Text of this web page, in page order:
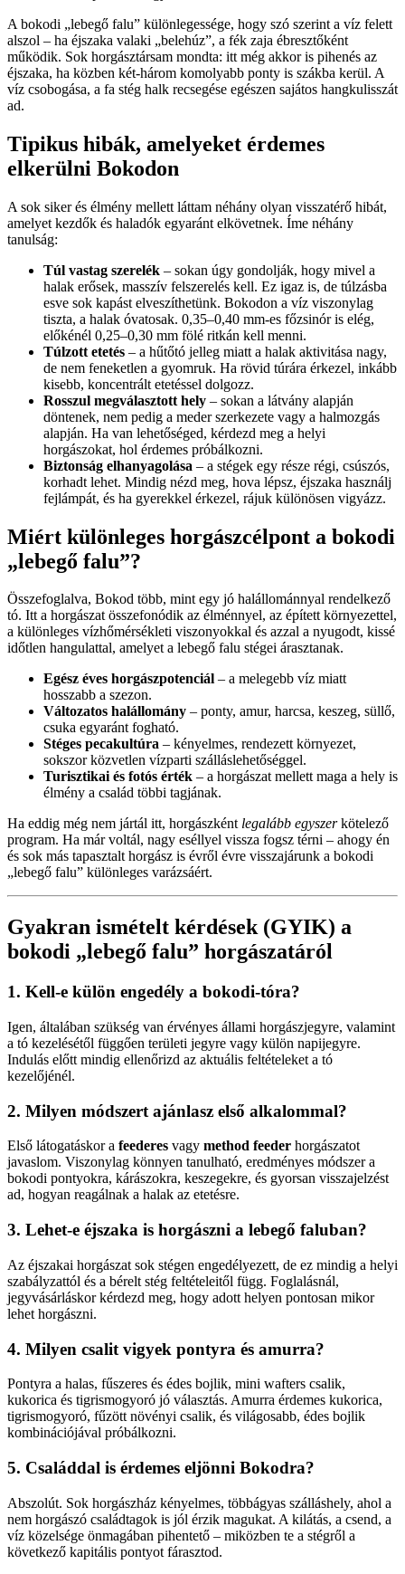
A bokodi „lebegő falu” különlegessége, hogy szó szerint a víz felett
alszol – ha éjszaka valaki „belehúz”, a fék zaja ébresztőként
működik. Sok horgásztársam mondta: itt még akkor is pihenés az
éjszaka, ha közben két-három komolyabb ponty is szákba kerül. A
víz csobogása, a fa stég halk recsegése egészen sajátos hangkulisszát
ad.
Tipikus hibák, amelyeket érdemes
elkerülni Bokodon
A sok siker és élmény mellett láttam néhány olyan visszatérő hibát,
amelyet kezdők és haladók egyaránt elkövetnek. Íme néhány
tanulság:
Túl vastag szerelék – sokan úgy gondolják, hogy mivel a
halak erősek, masszív felszerelés kell. Ez igaz is, de túlzásba
esve sok kapást elveszíthetünk. Bokodon a víz viszonylag
tiszta, a halak óvatosak. 0,35–0,40 mm-es főzsinór is elég,
előkénél 0,25–0,30 mm fölé ritkán kell menni.
Túlzott etetés – a hűtőtó jelleg miatt a halak aktivitása nagy,
de nem feneketlen a gyomruk. Ha rövid túrára érkezel, inkább
kisebb, koncentrált etetéssel dolgozz.
Rosszul megválasztott hely – sokan a látvány alapján
döntenek, nem pedig a meder szerkezete vagy a halmozgás
alapján. Ha van lehetőséged, kérdezd meg a helyi
horgászokat, hol érdemes próbálkozni.
Biztonság elhanyagolása – a stégek egy része régi, csúszós,
korhadt lehet. Mindig nézd meg, hova lépsz, éjszaka használj
fejlámpát, és ha gyerekkel érkezel, rájuk különösen vigyázz.
Miért különleges horgászcélpont a bokodi
„lebegő falu”?
Összefoglalva, Bokod több, mint egy jó halállománnyal rendelkező
tó. Itt a horgászat összefonódik az élménnyel, az épített környezettel,
a különleges vízhőmérsékleti viszonyokkal és azzal a nyugodt, kissé
időtlen hangulattal, amelyet a lebegő falu stégei árasztanak.
Egész éves horgászpotenciál – a melegebb víz miatt
hosszabb a szezon.
Változatos halállomány – ponty, amur, harcsa, keszeg, süllő,
csuka egyaránt fogható.
Stéges pecakultúra – kényelmes, rendezett környezet,
sokszor közvetlen vízparti szálláslehetőséggel.
Turisztikai és fotós érték – a horgászat mellett maga a hely is
élmény a család többi tagjának.
Ha eddig még nem jártál itt, horgászként legalább egyszerkötelező
program. Ha már voltál, nagy eséllyel vissza fogsz térni – ahogy én
és sok más tapasztalt horgász is évről évre visszajárunk a bokodi
„lebegő falu” különleges varázsáért.
Gyakran ismételt kérdések (GYIK) a
bokodi „lebegő falu” horgászatáról
1. Kell-e külön engedély a bokodi-tóra?
Igen, általában szükség van érvényes állami horgászjegyre, valamint
a tó kezelésétől függően területi jegyre vagy külön napijegyre.
Indulás előtt mindig ellenőrizd az aktuális feltételeket a tó
kezelőjénél.
2. Milyen módszert ajánlasz első alkalommal?
Első látogatáskor a feederes vagy method feeder horgászatot
javaslom. Viszonylag könnyen tanulható, eredményes módszer a
bokodi pontyokra, kárászokra, keszegekre, és gyorsan visszajelzést
ad, hogyan reagálnak a halak az etetésre.
3. Lehet-e éjszaka is horgászni a lebegő faluban?
Az éjszakai horgászat sok stégen engedélyezett, de ez mindig a helyi
szabályzattól és a bérelt stég feltételeitől függ. Foglalásnál,
jegyvásárláskor kérdezd meg, hogy adott helyen pontosan mikor
lehet horgászni.
4. Milyen csalit vigyek pontyra és amurra?
Pontyra a halas, fűszeres és édes bojlik, mini wafters csalik,
kukorica és tigrismogyoró jó választás. Amurra érdemes kukorica,
tigrismogyoró, fűzött növényi csalik, és világosabb, édes bojlik
kombinációjával próbálkozni.
5. Családdal is érdemes eljönni Bokodra?
Abszolút. Sok horgászház kényelmes, többágyas szálláshely, ahol a
nem horgászó családtagok is jól érzik magukat. A kilátás, a csend, a
víz közelsége önmagában pihentető – miközben te a stégről a
következő kapitális pontyot fárasztod.